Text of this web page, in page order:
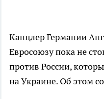
Канцлер Германии
Евросоюзу пока не
против России,
на Украине. Об этом